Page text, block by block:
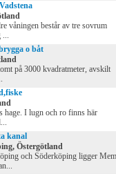
våningen består av tre sovrum
...
o båt
på 3000 kvadratmeter, avskilt
hage. I lugn och ro finns här
kanal
Östergötland
och Söderköping ligger